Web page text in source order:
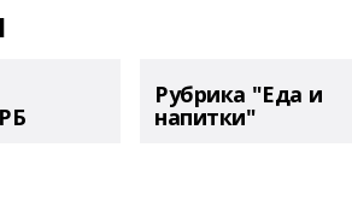
Рубрика "Еда и
напитки"